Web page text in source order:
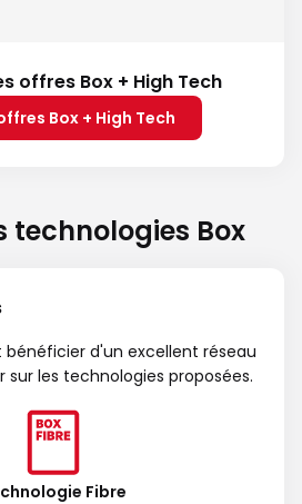
offres Box + High Tech
Box + High Tech
technologies Box
bénéficier d'un excellent réseau
sur les technologies proposées.
Fibre